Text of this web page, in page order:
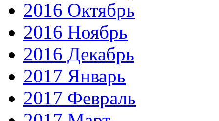
2016 Октябрь
2016 Ноябрь
2016 Декабрь
2017 Январь
2017 Февраль